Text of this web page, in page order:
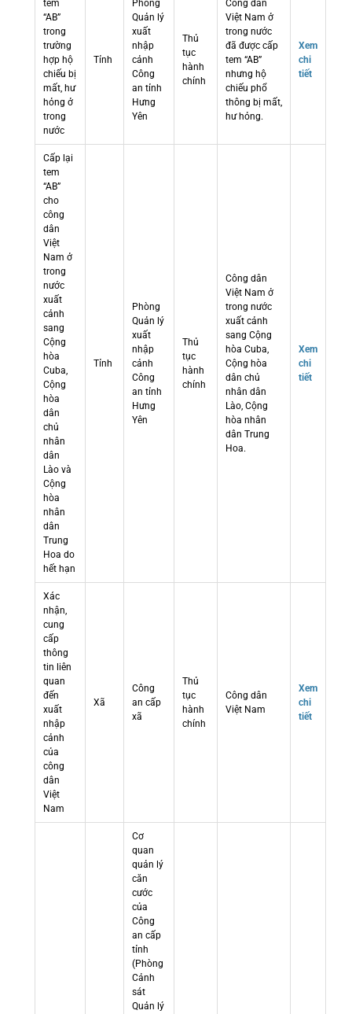
tem
“AB”
trong
trường
hợp hộ
chiếu bị
mất, hư
hỏng ở
trong
nước
Tỉnh
Phòng
Quản lý
xuất
nhập
cảnh
Công
an tỉnh
Hưng
Yên
Thủ
tục
hành
chính
Công dân
Việt Nam ở
trong nước
đã được cấp
tem “AB”
nhưng hộ
chiếu phổ
thông bị mất,
hư hỏng.
Xem
chi
tiết
Cấp lại
tem
“AB”
cho
công
dân
Việt
Nam ở
trong
nước
xuất
cảnh
sang
Cộng
hòa
Cuba,
Cộng
hòa
dân
chủ
nhân
dân
Lào và
Cộng
hòa
nhân
dân
Trung
Hoa do
hết hạn
Tỉnh
Phòng
Quản lý
xuất
nhập
cảnh
Công
an tỉnh
Hưng
Yên
Thủ
tục
hành
chính
Công dân
Việt Nam ở
trong nước
xuất cảnh
sang Cộng
hòa Cuba,
Cộng hòa
dân chủ
nhân dân
Lào, Cộng
hòa nhân
dân Trung
Hoa.
Xem
chi
tiết
Xác
nhận,
cung
cấp
thông
tin liên
quan
đến
xuất
nhập
cảnh
của
công
dân
Việt
Nam
Xã
Công
an cấp
xã
Thủ
tục
hành
chính
Công dân
Việt Nam
Xem
chi
tiết
Cơ
quan
quản lý
căn
cước
của
Công
an cấp
tỉnh
(Phòng
Cảnh
sát
Quản lý